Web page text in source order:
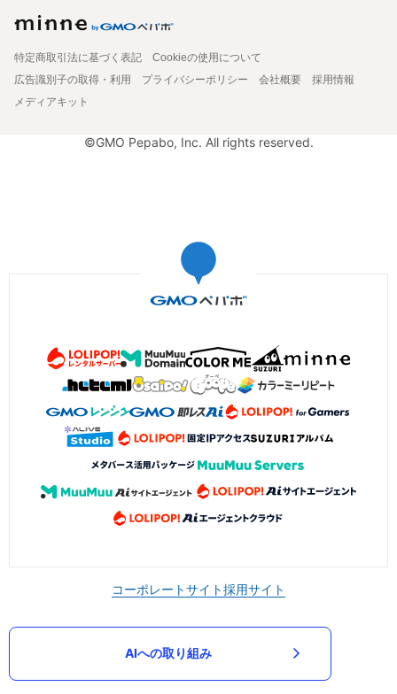
特定商取引法に基づく表記
Cookieの使用について
広告識別子の取得・利用
プライバシーポリシー 会社概要
採用情報
メディアキット
©GMO Pepabo, Inc. All rights reserved.
コーポレートサイト採用サイト
AIへの取り組み